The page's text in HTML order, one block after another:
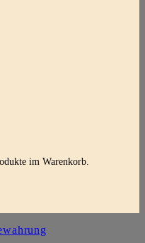
im Warenkorb.